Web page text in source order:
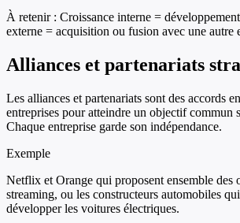
À retenir : Croissance interne =
externe = acquisition ou fusion avec une autre
Alliances et partenariats
Les alliances et partenariats sont des accords
entreprises pour atteindre un objectif commun
Chaque entreprise garde son indépendance.
Exemple
Netflix et Orange qui proposent ensemble des
streaming, ou les constructeurs automobiles
développer les voitures électriques.